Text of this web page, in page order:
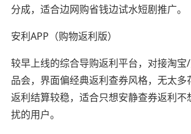
分成，适合边网购省钱边试水短剧推广。
安利APP（购物返利版）
较早上线的综合导购返利平台，对接淘
品会，界面偏经典返利查券风格，无太多
返利结算较稳，适合只想安静查券返利不
扰的用户。